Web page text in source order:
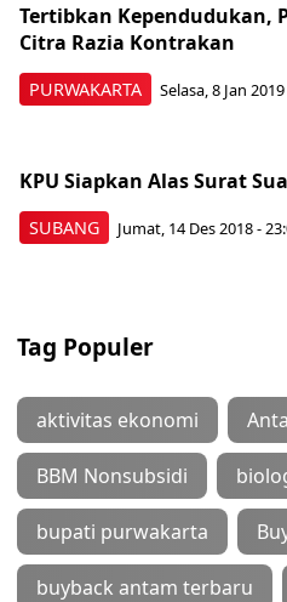
PURWAKARTA
Tertibkan Kependudukan,
Citra Razia Kontrakan
Selasa, 8 Jan
SUBANG
KPU Siapkan Alas Surat
Jumat, 14 Des 2018 -
Tag Populer
aktivitas ekonomi
BBM Nonsubsidi
bupati purwakarta
buyback antam terbaru